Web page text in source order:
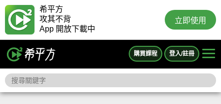
希平方
攻其不背
App 開放下載中
立即使用
購買課程 登入/註冊